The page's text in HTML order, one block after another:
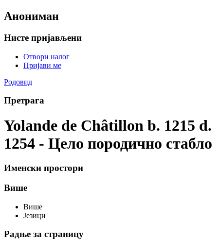
Анониман
Нисте пријављени
Отвори налог
Пријави ме
Родовид
Претрага
Yolande de Châtillon b. 1215 d.
1254 - Цело породично стабло
Именски простори
Више
Више
Језици
Радње за страницу